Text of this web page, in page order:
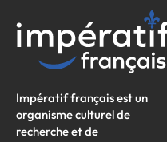
Impératif français est un
organisme culturel de
recherche et de